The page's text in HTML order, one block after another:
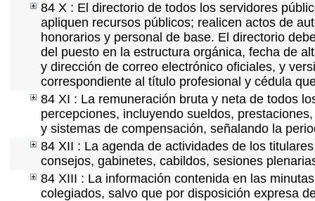
84 X : El directorio de todos los servidores
apliquen recursos públicos; realicen actos de
honorarios y personal de base. El directorio
del puesto en la estructura orgánica, fecha de
y dirección de correo electrónico oficiales, y
correspondiente al título profesional y cédula
84 XI : La remuneración bruta y neta de todos
percepciones, incluyendo sueldos,
y sistemas de compensación, señalando la
84 XII : La agenda de actividades de los
consejos, gabinetes, cabildos, sesiones
84 XIII : La información contenida en las
colegiados, salvo que por disposición expresa